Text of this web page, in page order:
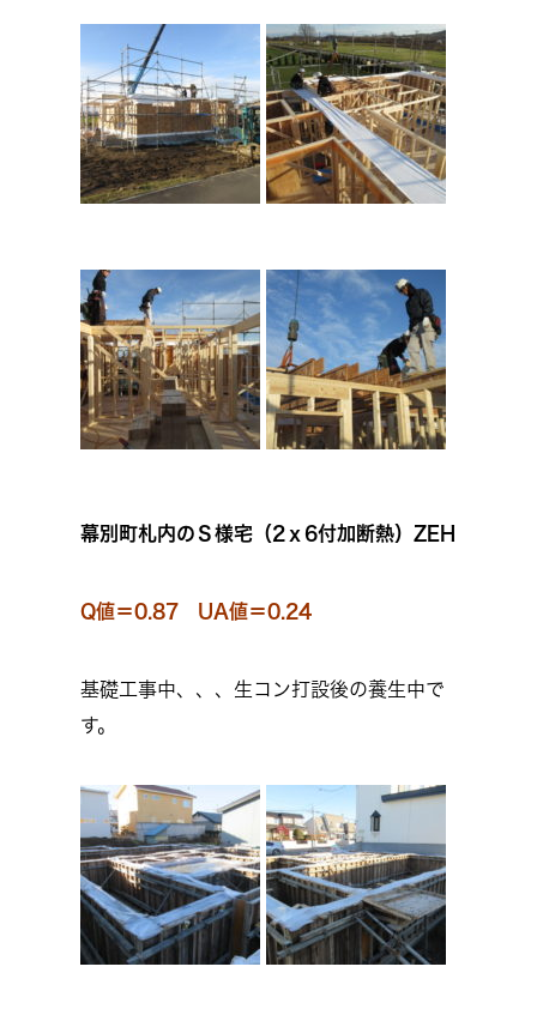
幕別町札内のＳ様宅（2ｘ6付加断熱）ZEH
Q値＝0.87 UA値＝0.24
基礎工事中、、、生コン打設後の養生中で
す。